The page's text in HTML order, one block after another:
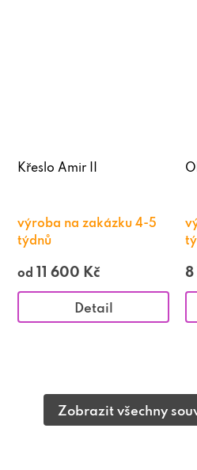
Křeslo Amir II
výroba na zakázku 4-5
týdnů
od 11 600 Kč
Detail
Zobrazit všechny